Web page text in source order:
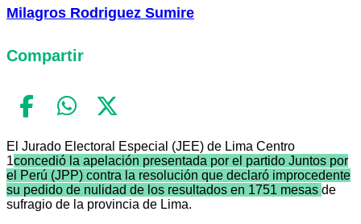
Milagros Rodriguez Sumire
Compartir
El Jurado Electoral Especial (JEE) de Lima Centro
1concedió la apelación presentada por el partido Juntos por
el Perú (JPP) contra la resolución que declaró improcedente
su pedido de nulidad de los resultados en 1751 mesas de
sufragio de la provincia de Lima.